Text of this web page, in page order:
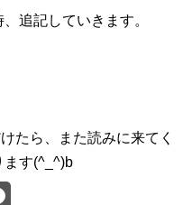
追記していきます。
たら、また読みに来てく
ます(^_^)b